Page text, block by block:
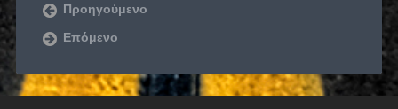
Προηγούμενο
Επόμενο